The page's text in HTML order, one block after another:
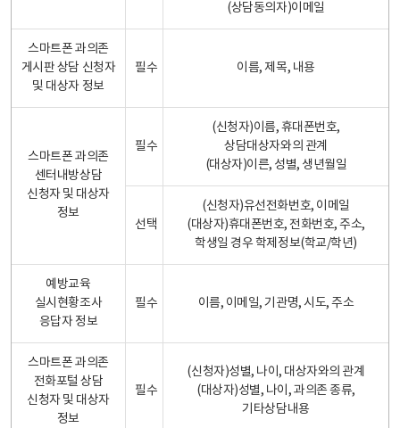
(상담동의자)이메일
스마트폰 과의존
게시판 상담 신청자
및 대상자 정보
필수 이름, 제목, 내용
스마트폰 과의존
센터내방상담
신청자 및 대상자
정보
필수
(신청자)이름, 휴대폰번호,
상담대상자와의 관계
(대상자)이른, 성별, 생년월일
선택
(신청자)유선전화번호, 이메일
(대상자)휴대폰번호, 전화번호, 주소,
학생일 경우 학제정보(학교/학년)
예방교육
실시현황조사
응답자 정보
필수 이름, 이메일, 기관명, 시도, 주소
스마트폰 과의존
전화포털 상담
신청자 및 대상자
정보
필수
(신청자)성별, 나이, 대상자와의 관계
(대상자)성별, 나이, 과의존 종류,
기타상담내용